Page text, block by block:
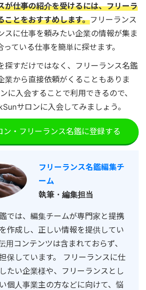
が仕事の紹介を受けるには、フリーラ
ことをおすすめします。フリーランス
スに仕事を頼みたい企業の情報が集ま
ている仕事を簡単に探せます。
探すだけではなく、フリーランス名鑑
業から直接依頼がくることもありま
に入会することで利用できるので、
サロンに入会してみましょう。
・フリーランス名鑑に登録する
フリーランス名鑑編集チ
ーム
執筆・編集担当
では、編集チームが専門家と提携
作成し、正しい情報を提供してい
用コンテンツは含まれておらず、
保しています。 フリーランスに仕
たい企業様や、フリーランスとし
個人事業主の方などに向けて、悩